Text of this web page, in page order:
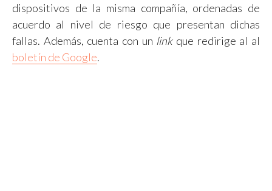
dispositivos de la misma compañía, ordenadas de
acuerdo al nivel de riesgo que presentan dichas
fallas. Además, cuenta con un linkque redirige al al
boletín de Google.